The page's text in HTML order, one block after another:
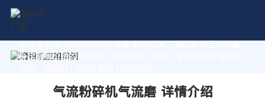
作为专业的 气流粉碎机气流磨 制造厂家，我们致力于为您量
身定制高价值的粉体加工系统方案。获取厂家直销报价及技术
气流粉碎机气流磨 详情介绍